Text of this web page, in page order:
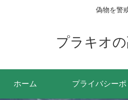
偽物を警
プラキオ
ホーム プライバシー